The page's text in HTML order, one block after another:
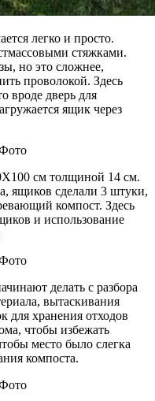
легко и просто.
стяжками.
но это сложнее,
проволокой. Здесь
вроде дверь для
ящик через
см толщиной 14 см.
ящиков сделали 3 штуки,
компост. Здесь
и использование
делать с разбора
вытаскивания
для хранения отходов
чтобы избежать
место было слегка
компоста.